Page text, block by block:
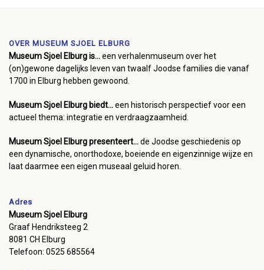
OVER MUSEUM SJOEL ELBURG
Museum Sjoel Elburg is...een verhalenmuseum over het
(on)gewone dagelijks leven van twaalf Joodse families die vanaf
1700 in Elburg hebben gewoond.
Museum Sjoel Elburg biedt...een historisch perspectief voor een
actueel thema: integratie en verdraagzaamheid.
Museum Sjoel Elburg presenteert...de Joodse geschiedenis op
een dynamische, onorthodoxe, boeiende en eigenzinnige wijze en
laat daarmee een eigen museaal geluid horen.
Adres
Museum Sjoel Elburg
Graaf Hendriksteeg 2
8081 CH Elburg
Telefoon: 0525 685564